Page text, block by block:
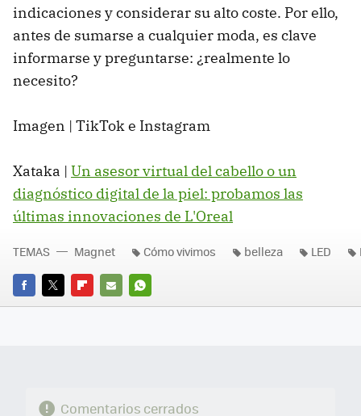
indicaciones y considerar su alto coste. Por ello,
antes de sumarse a cualquier moda, es clave
informarse y preguntarse: ¿realmente lo
necesito?
Imagen | TikTok e Instagram
Xataka | Un asesor virtual del cabello o un
diagnóstico digital de la piel: probamos las
últimas innovaciones de L'Oreal
FACEBOOK
TWITTERFLIPBOARD
E-
WHATSAPP
TEMAS Magnet Cómo vivimos belleza LED
Comentarios cerrados